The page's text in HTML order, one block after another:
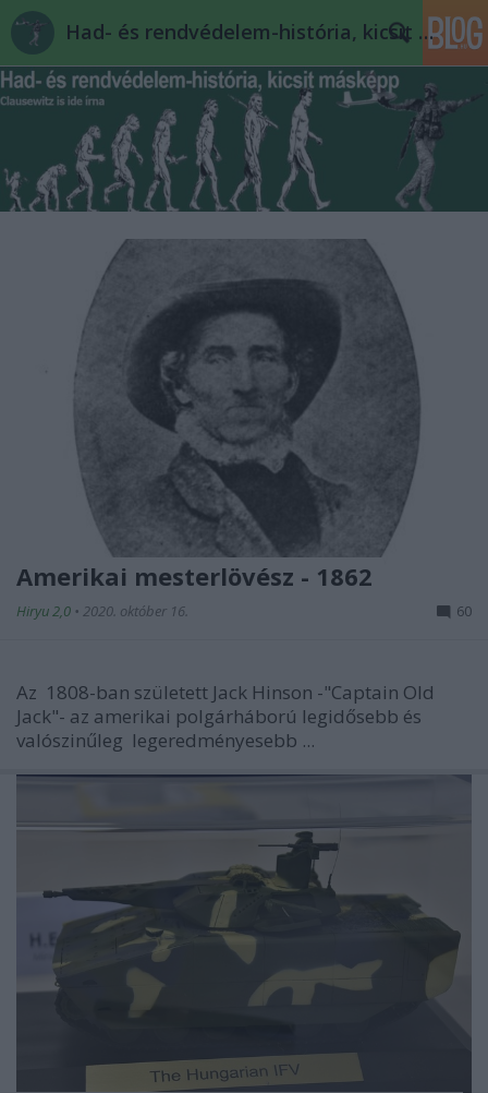
Had- és rendvédelem-história, kicsit másképp
Amerikai mesterlövész - 1862
Hiryu 2,0 • 2020. október 16. 60
Az 1808-ban született Jack Hinson -"Captain Old
Jack"- az amerikai polgárháború legidősebb és
valószinűleg legeredményesebb ...